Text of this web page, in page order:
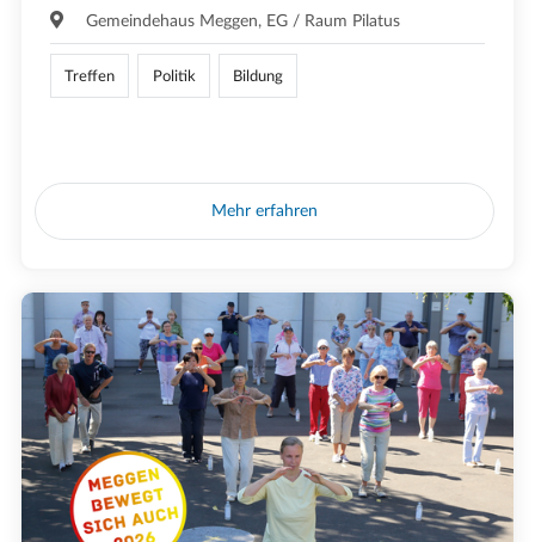
Gemeindehaus Meggen, EG / Raum Pilatus
Treffen Politik Bildung
Mehr erfahren